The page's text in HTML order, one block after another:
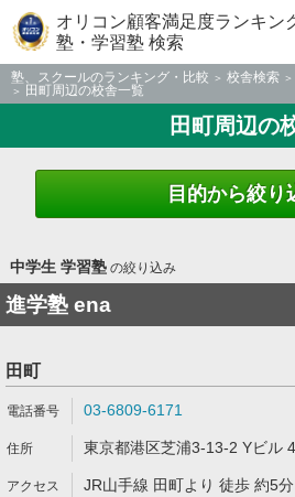
オリコン顧客満足度ランキン
塾・学習塾 検索
塾、スクールのランキング・比較 校舎検索
田町周辺の校舎一覧
田町周辺の
目的から絞り
中学生 学習塾の絞り込み
進学塾 ena
田町
03-6809-6171
東京都港区芝浦3-13-2 Yビル
JR山手線 田町より 徒歩 約5分